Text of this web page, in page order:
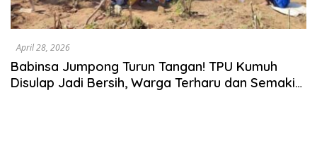
April 28, 2026
Babinsa Jumpong Turun Tangan! TPU Kumuh
Disulap Jadi Bersih, Warga Terharu dan Semakin